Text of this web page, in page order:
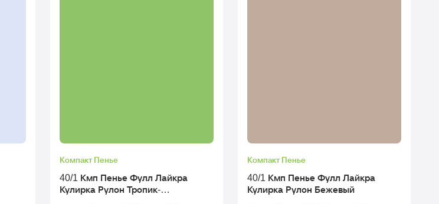
Компакт Пенье
40/1 Кмп Пенье Фулл Лайкра
Кулирка Рулон Тропик-
Компакт Пенье
40/1 Кмп Пенье Фулл Лайкра
Кулирка Рулон Бежевый